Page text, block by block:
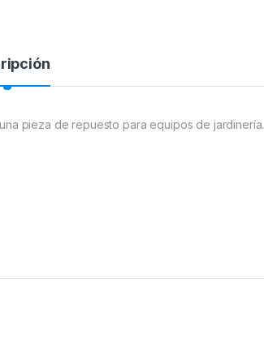
pieza de repuesto para equipos de jardinería.